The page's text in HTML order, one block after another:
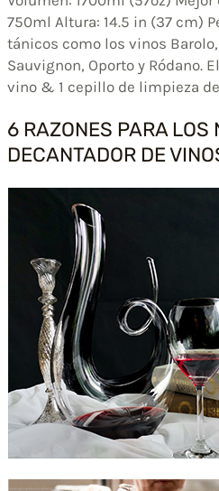
750ml Altura: 14.5 in (37 cm)
tánicos como los vinos
Sauvignon, Oporto y Ródano.
vino & 1 cepillo de limpieza
6 RAZONES PARA LOS
DECANTADOR DE